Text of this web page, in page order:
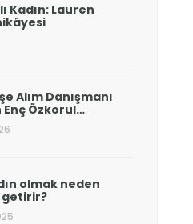
Kadın: Lauren
Alım Danışmanı
Enç Özkorul…
olmak neden
getirir?